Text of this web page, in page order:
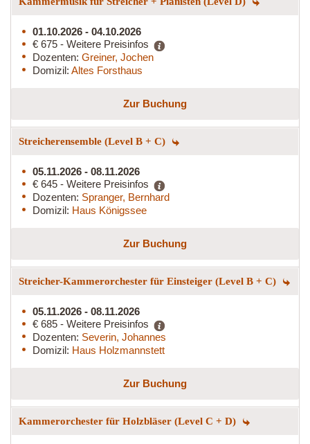
01.10.2026 - 04.10.2026
€ 675 - Weitere Preisinfos
Dozenten: Greiner, Jochen
Domizil: Altes Forsthaus
Zur Buchung
Streicherensemble (Level B + C)
05.11.2026 - 08.11.2026
€ 645 - Weitere Preisinfos
Dozenten: Spranger, Bernhard
Domizil: Haus Königssee
Zur Buchung
Streicher-Kammerorchester für Einsteiger (Level B + C)
05.11.2026 - 08.11.2026
€ 685 - Weitere Preisinfos
Dozenten: Severin, Johannes
Domizil: Haus Holzmannstett
Zur Buchung
Kammerorchester für Holzbläser (Level C + D)